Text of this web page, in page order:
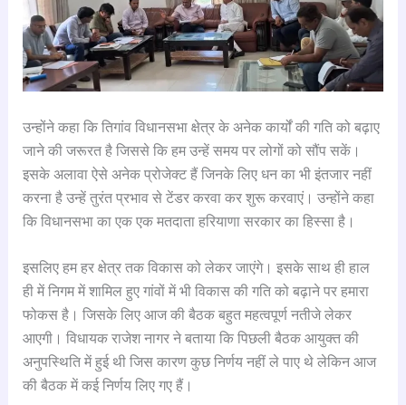
उन्होंने कहा कि तिगांव विधानसभा क्षेत्र के अनेक कार्यों की गति को बढ़ाए
जाने की जरूरत है जिससे कि हम उन्हें समय पर लोगों को सौंप सकें।
इसके अलावा ऐसे अनेक प्रोजेक्ट हैं जिनके लिए धन का भी इंतजार नहीं
करना है उन्हें तुरंत प्रभाव से टेंडर करवा कर शुरू करवाएं। उन्होंने कहा
कि विधानसभा का एक एक मतदाता हरियाणा सरकार का हिस्सा है।
इसलिए हम हर क्षेत्र तक विकास को लेकर जाएंगे। इसके साथ ही हाल
ही में निगम में शामिल हुए गांवों में भी विकास की गति को बढ़ाने पर हमारा
फोकस है। जिसके लिए आज की बैठक बहुत महत्वपूर्ण नतीजे लेकर
आएगी। विधायक राजेश नागर ने बताया कि पिछली बैठक आयुक्त की
अनुपस्थिति में हुई थी जिस कारण कुछ निर्णय नहीं ले पाए थे लेकिन आज
की बैठक में कई निर्णय लिए गए हैं।